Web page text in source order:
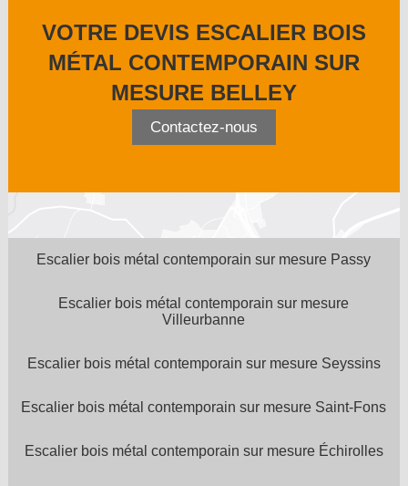
VOTRE DEVIS ESCALIER BOIS
MÉTAL CONTEMPORAIN SUR
MESURE BELLEY
Contactez-nous
Escalier bois métal contemporain sur mesure Passy
Escalier bois métal contemporain sur mesure
Villeurbanne
Escalier bois métal contemporain sur mesure Seyssins
Escalier bois métal contemporain sur mesure Saint-Fons
Escalier bois métal contemporain sur mesure Échirolles